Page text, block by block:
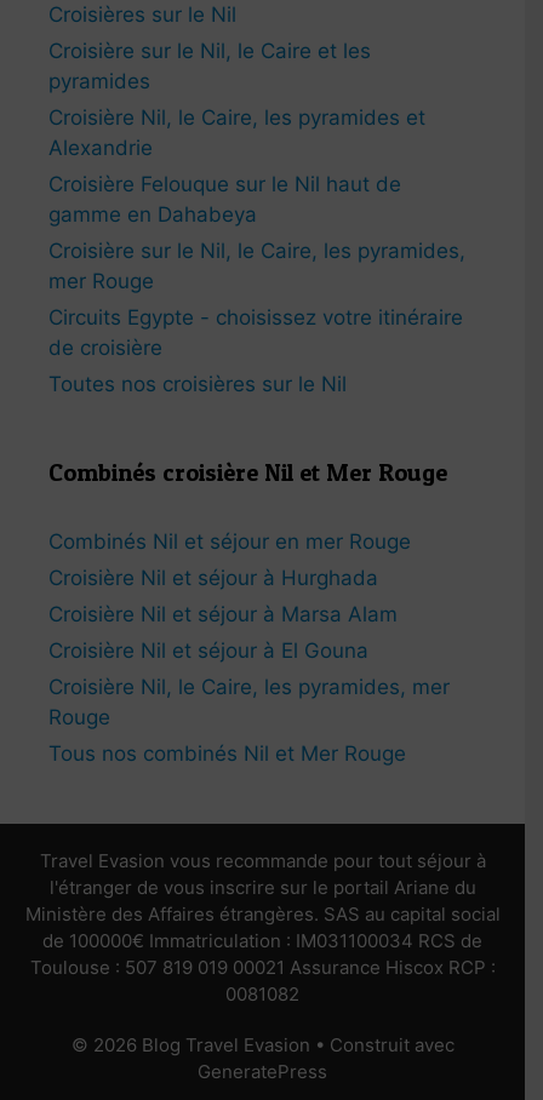
Croisières sur le Nil
Croisière sur le Nil, le Caire et les
pyramides
Croisière Nil, le Caire, les pyramides et
Alexandrie
Croisière Felouque sur le Nil haut de
gamme en Dahabeya
Croisière sur le Nil, le Caire, les pyramides,
mer Rouge
Circuits Egypte - choisissez votre itinéraire
de croisière
Toutes nos croisières sur le Nil
Combinés croisière Nil et Mer Rouge
Combinés Nil et séjour en mer Rouge
Croisière Nil et séjour à Hurghada
Croisière Nil et séjour à Marsa Alam
Croisière Nil et séjour à El Gouna
Croisière Nil, le Caire, les pyramides, mer
Rouge
Tous nos combinés Nil et Mer Rouge
Travel Evasion vous recommande pour tout séjour à
l'étranger de vous inscrire sur le portail Ariane du
Ministère des Affaires étrangères. SAS au capital social
de 100000€ Immatriculation : IM031100034 RCS de
Toulouse : 507 819 019 00021 Assurance Hiscox RCP :
0081082
© 2026 Blog Travel Evasion • Construit avec
GeneratePress